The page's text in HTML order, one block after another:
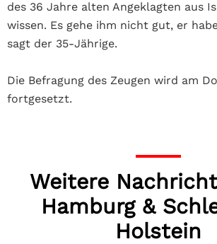
des 36 Jahre alten Angeklagten aus
wissen. Es gehe ihm nicht gut, er
sagt der 35-Jährige.
Die Befragung des Zeugen wird am
fortgesetzt.
Weitere
Hamburg &
Holstein